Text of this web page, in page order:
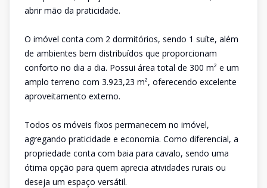
abrir mão da praticidade.
O imóvel conta com 2 dormitórios, sendo 1 suíte, além
de ambientes bem distribuídos que proporcionam
conforto no dia a dia. Possui área total de 300 m² e um
amplo terreno com 3.923,23 m², oferecendo excelente
aproveitamento externo.
Todos os móveis fixos permanecem no imóvel,
agregando praticidade e economia. Como diferencial, a
propriedade conta com baia para cavalo, sendo uma
ótima opção para quem aprecia atividades rurais ou
deseja um espaço versátil.